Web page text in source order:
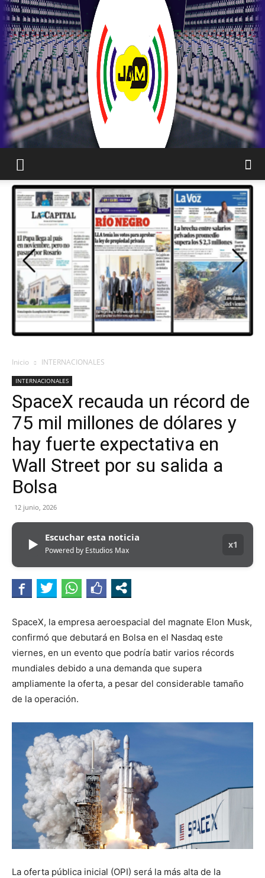
WEB
Inicio INTERNACIONALES
INTERNACIONALES
SpaceX recauda un récord de
75 mil millones de dólares y
hay fuerte expectativa en
Wall Street por su salida a
Bolsa
12 junio, 2026
▶ Escuchar esta noticia
Powered by Estudios Max
x1
SpaceX, la empresa aeroespacial del magnate Elon Musk,
confirmó que debutará en Bolsa en el Nasdaq este
viernes, en un evento que podría batir varios récords
mundiales debido a una demanda que supera
ampliamente la oferta, a pesar del considerable tamaño
de la operación.
La oferta pública inicial (OPI) será la más alta de la